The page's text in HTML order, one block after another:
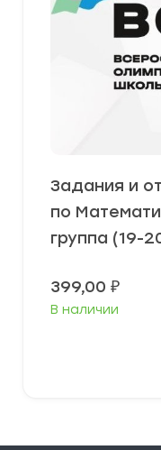
Задания и
по
группа (19-
399,00 ₽
В наличии